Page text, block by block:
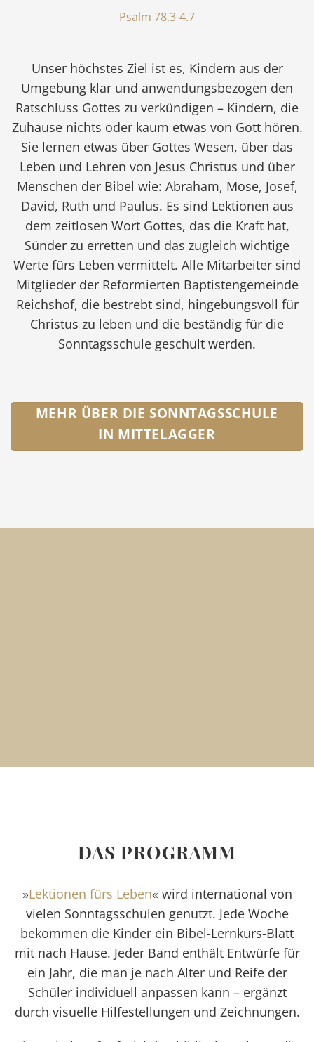
Psalm 78,3-4.7
Unser höchstes Ziel ist es, Kindern aus der
Umgebung klar und anwendungsbezogen den
Ratschluss Gottes zu verkündigen – Kindern, die
Zuhause nichts oder kaum etwas von Gott hören.
Sie lernen etwas über Gottes Wesen, über das
Leben und Lehren von Jesus Christus und über
Menschen der Bibel wie: Abraham, Mose, Josef,
David, Ruth und Paulus. Es sind Lektionen aus
dem zeitlosen Wort Gottes, das die Kraft hat,
Sünder zu erretten und das zugleich wichtige
Werte fürs Leben vermittelt. Alle Mitarbeiter sind
Mitglieder der Reformierten Baptistengemeinde
Reichshof, die bestrebt sind, hingebungsvoll für
Christus zu leben und die beständig für die
Sonntagsschule geschult werden.
MEHR ÜBER DIE SONNTAGSSCHULE
IN MITTELAGGER
DAS PROGRAMM
»Lektionen fürs Leben« wird international von
vielen Sonntagsschulen genutzt. Jede Woche
bekommen die Kinder ein Bibel-Lernkurs-Blatt
mit nach Hause. Jeder Band enthält Entwürfe für
ein Jahr, die man je nach Alter und Reife der
Schüler individuell anpassen kann – ergänzt
durch visuelle Hilfestellungen und Zeichnungen.